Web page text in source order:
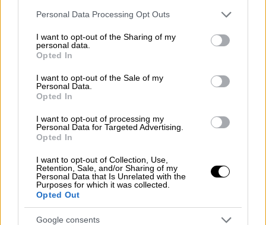
Please note that this website/app uses one or more Google
not limited to your visit or usage behaviour. You may click to
grant or deny consent to Google and its third-party tags to
use your data for below specified purposes in below Google
consent section.
Personal Data Processing Opt Outs
I want to opt-out of the Sharing of my
personal data.
Opted In
I want to opt-out of the Sale of my
Personal Data.
Opted In
I want to opt-out of processing my
Personal Data for Targeted Advertising.
Opted In
I want to opt-out of Collection, Use,
Retention, Sale, and/or Sharing of my
Personal Data that Is Unrelated with the
Purposes for which it was collected.
Opted Out
Google consents
Παραλίγο τραγωδία: Ποδηλάτισσα
γλιστράει και παρά... τρίχα δεν
πέφτει σε γκρεμό
Το τζιπ συγκρούστηκε με άλλο αυτοκίνητο,
στο παραθαλάσσιο προάστιο Πορτ Αράνσας,
με αποτέλεσμαο 22χρονος να
εκσφενδονιστεί, να σκάσει με το κεφάλι
στην άσφαλτο,να τραυματιστεί σοβαρά και
βέβαια να γίνει viral όχι για τον ιδανικότερο
λόγο.
Ο οδηγός του τζιπ, Ράιλι Ρόουντς,